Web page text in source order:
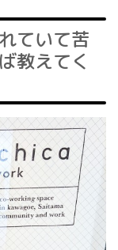
ていて苦
教えてく